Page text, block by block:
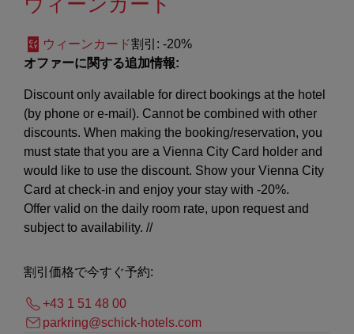
ウィーンカード割引 : -20%
オファーに関する追加情報:
Discount only available for direct bookings at the hotel
(by phone or e-mail). Cannot be combined with other
discounts. When making the booking/reservation, you
must state that you are a Vienna City Card holder and
would like to use the discount. Show your Vienna City
Card at check-in and enjoy your stay with -20%.
Offer valid on the daily room rate, upon request and
subject to availability. //
割引価格で今すぐ予約:
+43 1 51 48 00
parkring@schick-hotels.com